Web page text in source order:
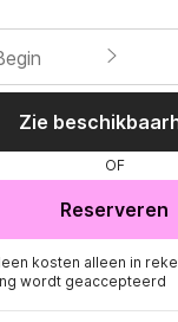
Zie
OF
Reserveren
kosten alleen in
wordt geaccepteerd